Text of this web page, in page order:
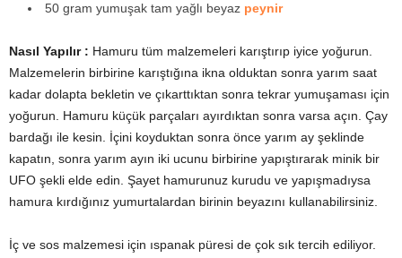
50 gram yumuşak tam yağlı beyaz peynir
Nasıl Yapılır : Hamuru tüm malzemeleri karıştırıp iyice yoğurun.
Malzemelerin birbirine karıştığına ikna olduktan sonra yarım saat
kadar dolapta bekletin ve çıkarttıktan sonra tekrar yumuşaması için
yoğurun. Hamuru küçük parçaları ayırdıktan sonra varsa açın. Çay
bardağı ile kesin. İçini koyduktan sonra önce yarım ay şeklinde
kapatın, sonra yarım ayın iki ucunu birbirine yapıştırarak minik bir
UFO şekli elde edin. Şayet hamurunuz kurudu ve yapışmadıysa
hamura kırdığınız yumurtalardan birinin beyazını kullanabilirsiniz.
İç ve sos malzemesi için ıspanak püresi de çok sık tercih ediliyor.